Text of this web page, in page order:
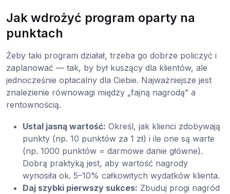
Jak wdrożyć program oparty na
punktach
Żeby taki program działał, trzeba go dobrze policzyć i
zaplanować — tak, by był kuszący dla klientów, ale
jednocześnie opłacalny dla Ciebie. Najważniejsze jest
znalezienie równowagi między „fajną nagrodą” a
rentownością.
Ustal jasną wartość: Określ, jak klienci zdobywają
punkty (np. 10 punktów za 1 zł) i ile one są warte
(np. 1000 punktów = darmowe danie główne).
Dobrą praktyką jest, aby wartość nagrody
wynosiła ok. 5–10% całkowitych wydatków klienta.
Daj szybki pierwszy sukces: Zbuduj progi nagród